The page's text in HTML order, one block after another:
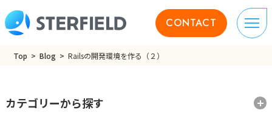
CONTACT
Top Blog Railsの開発環境を作る（２）
カテゴリーから探す